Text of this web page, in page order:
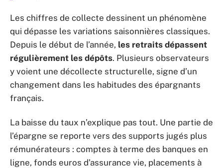
Les chiffres de collecte dessinent un phénomène
qui dépasse les variations saisonnières classiques.
Depuis le début de l’année, les retraits dépassent
régulièrement les dépôts. Plusieurs observateurs
y voient une décollecte structurelle, signe d’un
changement dans les habitudes des épargnants
français.
La baisse du taux n’explique pas tout. Une partie de
l’épargne se reporte vers des supports jugés plus
rémunérateurs : comptes à terme des banques en
ligne, fonds euros d’assurance vie, placements à